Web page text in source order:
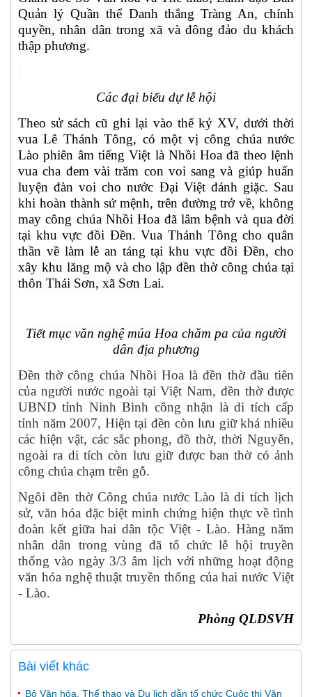
Quản lý Quần thể Danh thắng Tràng An, chính
quyền, nhân dân trong xã và đông đảo du khách
thập phương.
Các đại biểu dự lễ hội
Theo sử sách cũ ghi lại vào thế kỷ XV, dưới thời
vua Lê Thánh Tông, có một vị công chúa nước
Lào phiên âm tiếng Việt là Nhồi Hoa đã theo lệnh
vua cha đem vài trăm con voi sang và giúp huấn
luyện đàn voi cho nước Đại Việt đánh giặc. Sau
khi hoàn thành sứ mệnh, trên đường trở về, không
may công chúa Nhồi Hoa đã lâm bệnh và qua đời
tại khu vực đồi Đền.Vua Thánh Tông cho quân
thần về làm lễ an táng tại khu vực đồi Đền, cho
xây khu lăng mộ và cho lập đền thờ công chúa tại
thôn Thái Sơn, xã Sơn Lai.
Tiết mục văn nghệ múa Hoa chăm pa của người
dân địa phương
Đền thờ công chúa Nhồi Hoa là đền thờ đầu tiên
của người nước ngoài tại Việt Nam, đền thờ được
UBND tỉnh Ninh Bình công nhận là di tích cấp
tỉnh năm 2007, Hiện tại đền còn lưu giữ khá nhiều
các hiện vật, các sắc phong, đồ thờ, thời Nguyễn,
ngoài ra di tích còn lưu giữ được ban thờ có ảnh
công chúa chạm trên gỗ.
Ngôi đền thờ Công chúa nước Lào là di tích lịch
sử, văn hóa đặc biệt minh chứng hiện thực về tình
đoàn kết giữa hai dân tộc Việt - Lào. Hàng năm
nhân dân trong vùng đã tổ chức lễ hội truyền
thống vào ngày 3/3 âm lịch với những hoạt động
văn hóa nghệ thuật truyền thống của hai nước Việt
- Lào.
Phòng QLDSVH
Bài viết khác
Bộ Văn hóa, Thể thao và Du lịch dẫn tổ chức Cuộc thi Văn